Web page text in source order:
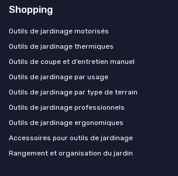
Shopping
Outils de jardinage motorisés
Outils de jardinage thermiques
Outils de coupe et d’entretien manuel
Outils de jardinage par usage
Outils de jardinage par type de terrain
Outils de jardinage professionnels
Outils de jardinage ergonomiques
Accessoires pour outils de jardinage
Rangement et organisation du jardin